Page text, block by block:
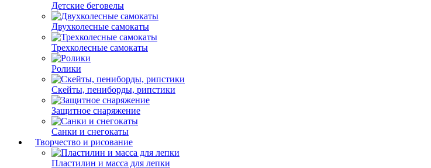
Детские беговелы
Двухколесные cамокаты
Трехколесные cамокаты
Ролики
Скейты, пениборды, рипстики
Защитное снаряжение
Санки и снегокаты
Творчество и рисование
Пластилин и масса для лепки